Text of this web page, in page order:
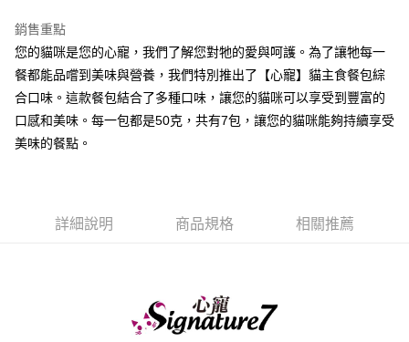
２．訂單成立數日內，您將收到繳費通知簡訊。
３．收到繳費通知簡訊後14天內，點擊此簡訊中的連結，可透過四大超商／
ATM／網路銀行／等多元方式進行付款，方視為交易完成。
※ 請注意：結帳手續完成當下不需立刻繳費，但若您需要取消訂單，請聯絡
購買商品的店家。未經商家同意取消之訂單仍視為有效，需透過AFTEE先享
後付繳納相關費用。
※ 交易是否成功請以「AFTEE先享後付 」之結帳頁面顯示為準，若有關於
是否繳費成功／繳費後需取消欲退款等相關疑問，請聯繫「AFTEE先享後付
易，需依本服務之必要範圍內提供個人資料，並將交易相關給付款項請求債
「AFTEE先享後付」，若未經同意申辦者引起之損失，本公司不負相關責
４．使用「AFTEE先享後付」時，將依據個別帳號之用戶狀況，依本公司即
免運費
免運費
付款後7-11取貨(指定商品免運)
免運費
銷售重點
您的貓咪是您的心寵，我們了解您對牠的愛與呵護。為了讓牠每一
餐都能品嚐到美味與營養，我們特別推出了【心寵】貓主食餐包綜
合口味。這款餐包結合了多種口味，讓您的貓咪可以享受到豐富的
口感和美味。每一包都是50克，共有7包，讓您的貓咪能夠持續享受
美味的餐點。
詳細說明 商品規格 相關推薦